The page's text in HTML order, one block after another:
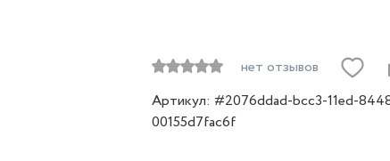
нет отзывов
Артикул: #2076ddad-bcc3-11ed-
00155d7fac6f